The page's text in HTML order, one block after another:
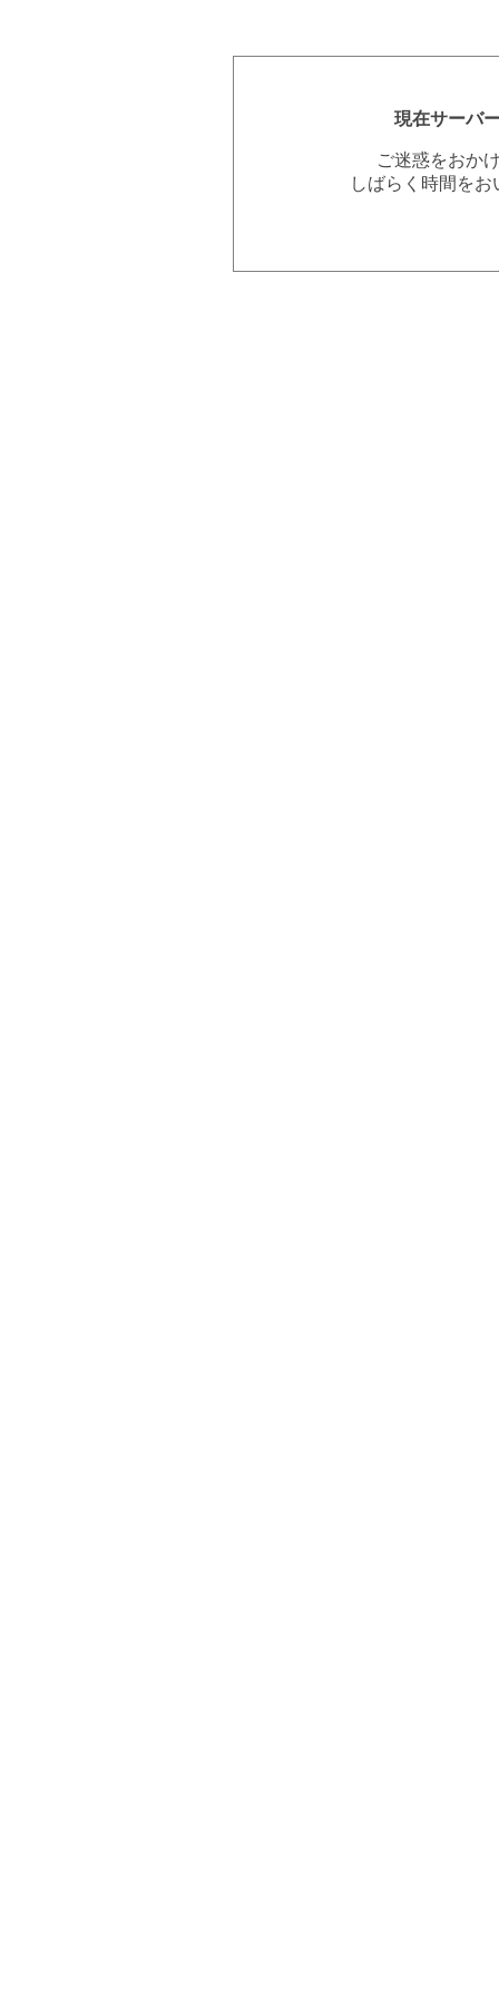
現在サーバ
ご迷惑をおか
しばらく時間を